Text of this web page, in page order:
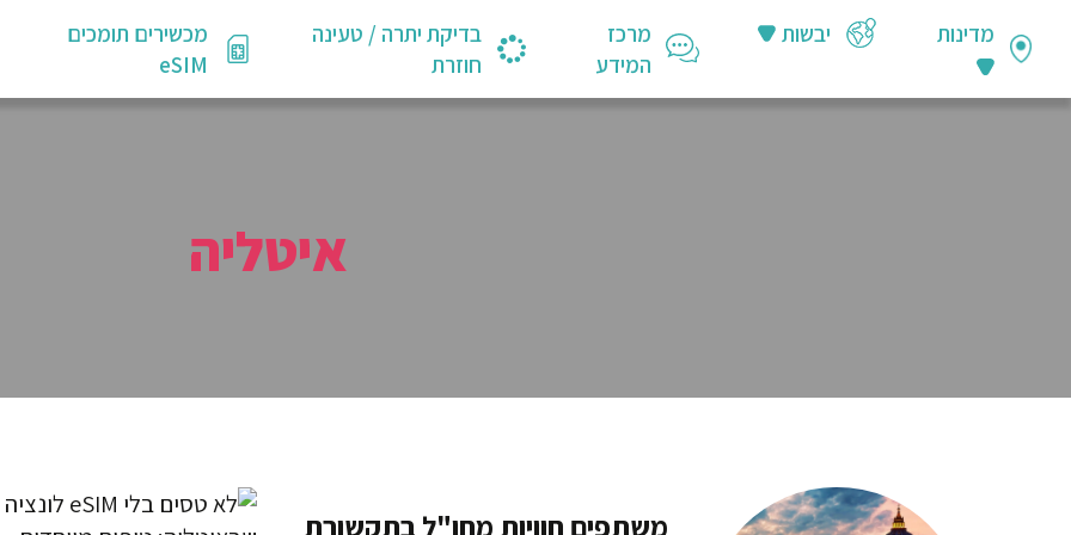
מדינות יבשות
מרכז
המידע
בדיקת יתרה / טעינה
חוזרת
מכשירים תומכים
eSIM
איטליה
משתפים חוויות מחו"ל בתקשורת